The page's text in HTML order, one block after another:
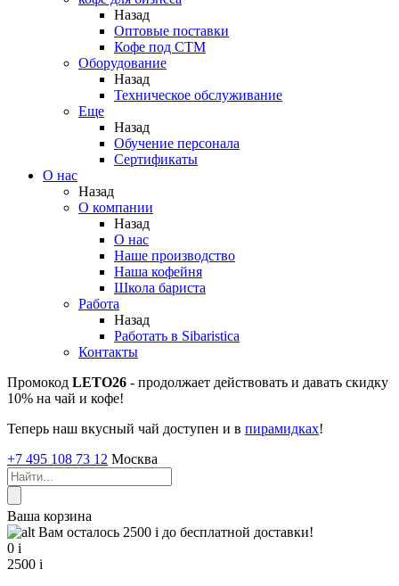
Назад
Оптовые поставки
Кофе под СТМ
Оборудование
Назад
Техническое обслуживание
Еще
Назад
Обучение персонала
Сертификаты
О нас
Назад
O компании
Назад
О нас
Наше производство
Наша кофейня
Школа бариста
Работа
Назад
Работать в Sibaristica
Контакты
Промокод LETO26 - продолжает действовать и давать скидку
10% на чай и кофе!
Теперь наш вкусный чай доступен и в пирамидках!
+7 495 108 73 12 Москва
Ваша корзина
Вам осталось 2500 i до бесплатной доставки!
0 i
2500 i